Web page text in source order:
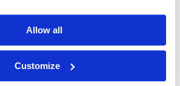
Allow all
Customize